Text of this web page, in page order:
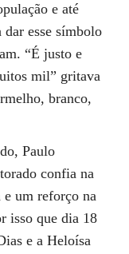
e até
esse símbolo
“É justo e
mil” gritava
branco,
Paulo
confia na
um reforço na
isso que dia 18
e a Heloísa